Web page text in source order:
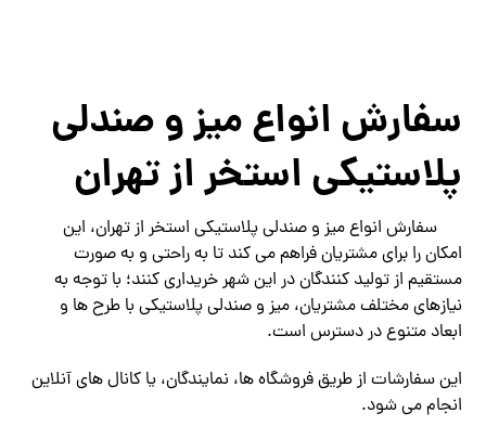
سفارش انواع میز و صندلی
پلاستیکی استخر از تهران
سفارش انواع میز و صندلی پلاستیکی استخر از تهران، این
امکان را برای مشتریان فراهم می کند تا به راحتی و به صورت
مستقیم از تولید کنندگان در این شهر خریداری کنند؛ با توجه به
نیازهای مختلف مشتریان، میز و صندلی پلاستیکی با طرح ها و
ابعاد متنوع در دسترس است.
این سفارشات از طریق فروشگاه ها، نمایندگان، یا کانال های آنلاین
انجام می شود.